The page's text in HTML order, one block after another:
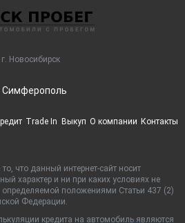
г. Новосибирск
Симферополь
Trade In Выкуп О компании Контакты
что данный интернет-сайт носит
характер и ни при каких условиях не
определяемой положениями Статьи 437 (2)
Федерации.
кредита на автомобиль являются